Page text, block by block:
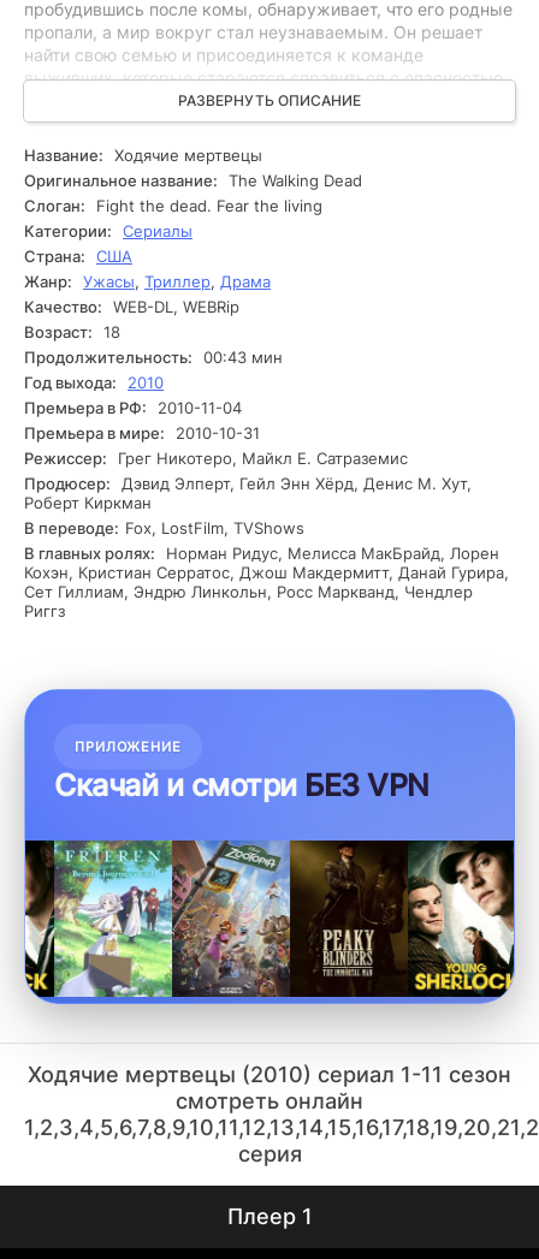
пробудившись после комы, обнаруживает, что его родные
пропали, а мир вокруг стал неузнаваемым. Он решает
найти свою семью и присоединяется к команде
выживших, которые стараются справиться с опасностью,
исходящей от ходячих мертвецов, а также от других
человеческих сообществ. На пути к спасению Рик
сталкивается с предательством, нехваткой ресурсов и
моральными дилеммами, которые ставят под сомнение
его взгляды на жизнь и дружбу. Каждый новый день
приносит опасности: кто-то из своей группы может стать
врагом, а доверие - роскошью, которую не каждый
может себе позволить. Среди постоянного стресса Рик
должен решать, что важнее: выживание ради себя или
ради тех, кто ему дорог. Сможет ли он сохранить
человечность в мире, где ее почти не осталось?
РАЗВЕРНУТЬ ОПИСАНИЕ
Название:
Ходячие мертвецы
Оригинальное название:
The Walking Dead
Слоган:
Fight the dead. Fear the living
Категории:
Сериалы
Страна:
США
Жанр:
Ужасы, Триллер, Драма
Качество:
WEB-DL, WEBRip
Возраст:
18
Продолжительность:
00:43 мин
Год выхода:
2010
Премьера в РФ:
2010-11-04
Премьера в мире:
2010-10-31
Режиссер:
Грег Никотеро, Майкл Е. Сатраземис
Продюсер:
Дэвид Элперт, Гейл Энн Хёрд, Денис М. Хут,
Роберт Киркман
В переводе: Fox, LostFilm, TVShows
В главных ролях:
Норман Ридус, Мелисса МакБрайд, Лорен
Кохэн, Кристиан Серратос, Джош Макдермитт, Данай Гурира,
Сет Гиллиам, Эндрю Линкольн, Росс Маркванд, Чендлер
Риггз
ПРИЛОЖЕНИЕ
Скачай и смотри БЕЗ VPN
Ходячие мертвецы (2010) сериал 1-11 сезон
смотреть онлайн
серия
Плеер 1